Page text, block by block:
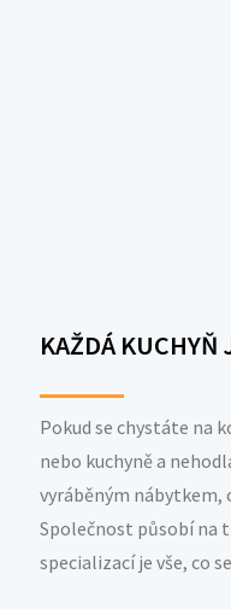
KAŽDÁ KUCHYŇ
Pokud se chystáte na
nebo kuchyně a
vyráběným nábytkem,
Společnost působí na
specializací je vše, co